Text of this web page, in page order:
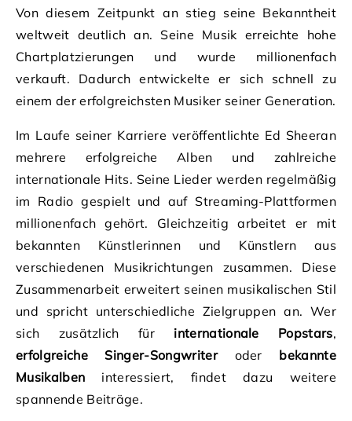
Von diesem Zeitpunkt an stieg seine Bekanntheit
weltweit deutlich an. Seine Musik erreichte hohe
Chartplatzierungen und wurde millionenfach
verkauft. Dadurch entwickelte er sich schnell zu
einem der erfolgreichsten Musiker seiner Generation.
Im Laufe seiner Karriere veröffentlichte Ed Sheeran
mehrere erfolgreiche Alben und zahlreiche
internationale Hits. Seine Lieder werden regelmäßig
im Radio gespielt und auf Streaming-Plattformen
millionenfach gehört. Gleichzeitig arbeitet er mit
bekannten Künstlerinnen und Künstlern aus
verschiedenen Musikrichtungen zusammen. Diese
Zusammenarbeit erweitert seinen musikalischen Stil
und spricht unterschiedliche Zielgruppen an. Wer
sich zusätzlich für internationale Popstars,
erfolgreiche Singer-Songwriteroder bekannte
Musikalben interessiert, findet dazu weitere
spannende Beiträge.